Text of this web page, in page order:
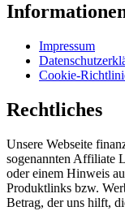
Impressum
Cookie-
Rechtliches
Unsere Webseite
sogenannten Affiliate
oder einem Hinweis
Produktlinks bzw.
Betrag, der uns hilft,